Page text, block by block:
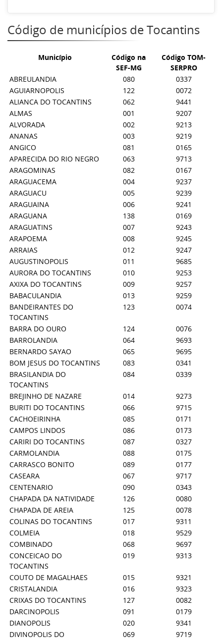
Código de municípios de Tocantins
Município
Código na
SEF-MG
Código TOM-
SERPRO
ABREULANDIA
080
0337
AGUIARNOPOLIS
122
0072
ALIANCA DO TOCANTINS
062
9441
ALMAS
001
9207
ALVORADA
002
9213
ANANAS
003
9219
ANGICO
081
0165
APARECIDA DO RIO NEGRO
063
9713
ARAGOMINAS
082
0167
ARAGUACEMA
004
9237
ARAGUACU
005
9239
ARAGUAINA
006
9241
ARAGUANA
138
0169
ARAGUATINS
007
9243
ARAPOEMA
008
9245
ARRAIAS
012
9247
AUGUSTINOPOLIS
011
9685
AURORA DO TOCANTINS
010
9253
AXIXA DO TOCANTINS
009
9257
BABACULANDIA
013
9259
BANDEIRANTES DO
TOCANTINS
123 0074
BARRA DO OURO 124
0076
BARROLANDIA
064
9693
BERNARDO SAYAO
065
9695
BOM JESUS DO TOCANTINS
083
0341
BRASILANDIA DO
TOCANTINS
084 0339
BREJINHO DE NAZARE 014
9273
BURITI DO TOCANTINS
066
9715
CACHOEIRINHA
085
0171
CAMPOS LINDOS
086
0173
CARIRI DO TOCANTINS
087
0327
CARMOLANDIA
088
0175
CARRASCO BONITO
089
0177
CASEARA
067
9717
CENTENARIO
090
0343
CHAPADA DA NATIVIDADE
126
0080
CHAPADA DE AREIA
125
0078
COLINAS DO TOCANTINS
017
9311
COLMEIA
018
9529
COMBINADO
068
9697
CONCEICAO DO
TOCANTINS
019 9313
COUTO DE MAGALHAES 015
9321
CRISTALANDIA
016
9323
CRIXAS DO TOCANTINS
127
0082
DARCINOPOLIS
091
0179
DIANOPOLIS
020
9341
DIVINOPOLIS DO
069 9719